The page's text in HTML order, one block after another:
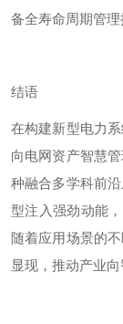
备全寿命周期管理
结语
在构建新型电力
向电网资产智慧
种融合多学科前
型注入强劲动能
随着应用场景的
显现，推动产业